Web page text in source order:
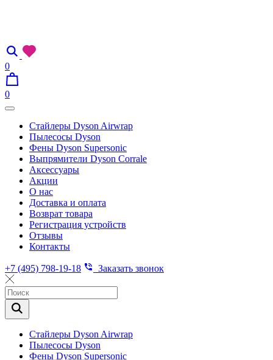
0
0
Стайлеры Dyson Airwrap
Пылесосы Dyson
Фены Dyson Supersonic
Выпрямители Dyson Corrale
Аксессуары
Акции
О нас
Доставка и оплата
Возврат товара
Регистрация устройств
Отзывы
Контакты
+7 (495) 798-19-18 Заказать звонок
Стайлеры Dyson Airwrap
Пылесосы Dyson
Фены Dyson Supersonic